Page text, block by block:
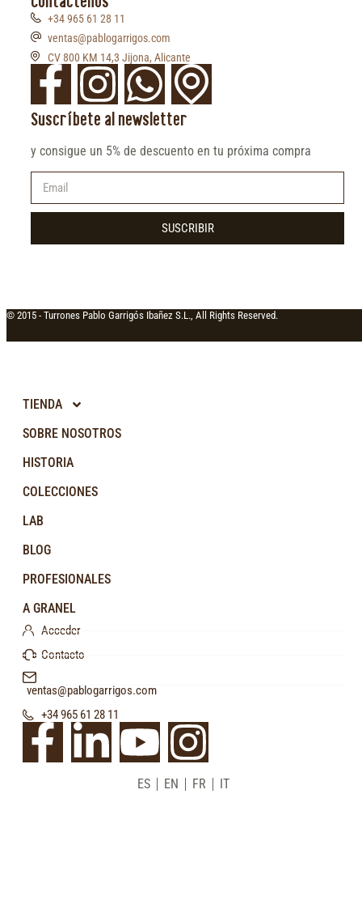
+34 965 61 28 11
ventas@pablogarrigos.com
CV 800 KM 14,3 Jijona, Alicante
Suscríbete al newsletter
y consigue un 5% de descuento en tu próxima compra
SUSCRIBIR
© 2015 - Turrones Pablo Garrigós Ibañez S.L., All Rights Reserved.
TIENDA
SOBRE NOSOTROS
HISTORIA
COLECCIONES
LAB
BLOG
PROFESIONALES
A GRANEL
Acceder
Contacto
ventas@pablogarrigos.com
+34 965 61 28 11
ES EN FR IT